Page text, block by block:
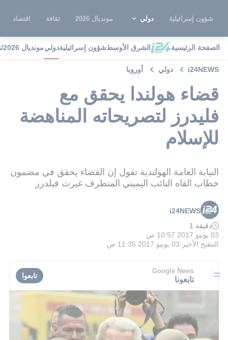
شؤون إسرائيلية دولي مونديال 2026 ثقافة اقتصاد
الصفحة الرئيسية الشرق الأوسطشؤون إسرائيليةدوليمونديال 2026
i24NEWS دولي أوروبا
قضاء هولندا يحقق مع
فليدرز لتصريحاته المناهضة
للإسلام
النيابة العامة الهولندية تقول إن القضاء يحقق في مضمون
خطاب القاه النائب اليميني المتطرف غيرت فيلدرز
i24NEWS
دقيقة 1
03 يونيو 2017 10:57 ص
التنقيح الأخير 03 يونيو 2017 11:35 ص
Google News
تابعونا تابعوا